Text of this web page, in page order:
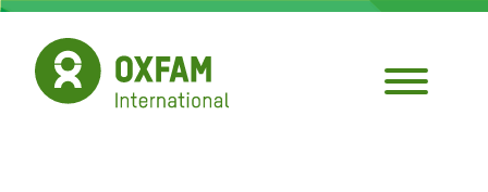
Aller
contenu
principal